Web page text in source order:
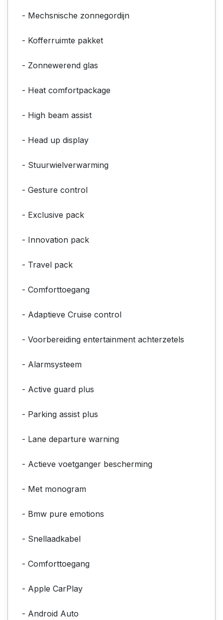
- Mechsnische zonnegordijn
- Kofferruimte pakket
- Zonnewerend glas
- Heat comfortpackage
- High beam assist
- Head up display
- Stuurwielverwarming
- Gesture control
- Exclusive pack
- Innovation pack
- Travel pack
- Comforttoegang
- Adaptieve Cruise control
- Voorbereiding entertainment achterzetels
- Alarmsysteem
- Active guard plus
- Parking assist plus
- Lane departure warning
- Actieve voetganger bescherming
- Met monogram
- Bmw pure emotions
- Snellaadkabel
- Comforttoegang
- Apple CarPlay
- Android Auto